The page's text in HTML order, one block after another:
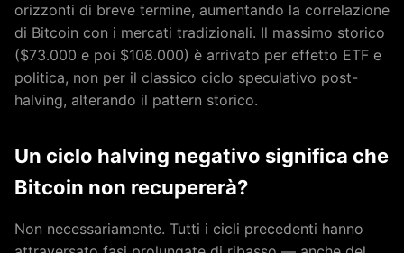
orizzonti di breve termine, aumentando la correlazione
di Bitcoin con i mercati tradizionali. Il massimo storico
($73.000 e poi $108.000) è arrivato per effetto ETF e
politica, non per il classico ciclo speculativo post-
halving, alterando il pattern storico.
Un ciclo halving negativo significa che
Bitcoin non recupererà?
Non necessariamente. Tutti i cicli precedenti hanno